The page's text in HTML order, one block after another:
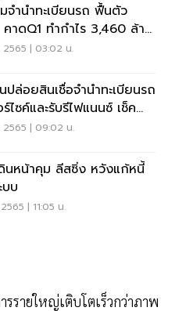
จำนำทะเบียนรถ ฟื้นตัว
าดQ1 ทำกำไร 3,460 ล้าน
2565 | 03:02 น.
ปล่อยสินเชื่อจำนำทะเบียนรถ
ไซค์และรับรีไฟแนนซ์ เช็ค
2565 | 09:02 น.
นหน้าคุม ลีสซิ่ง หวังแก้หนี้
บบ
| 11:05 น.
รายใหญ่เติบโตเร็วกว่าภาพ